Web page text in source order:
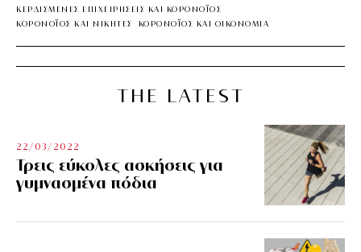
ΚΕΡΔΙΣΜΕΝΕΣ ΕΠΙΧΕΙΡΗΣΕΙΣ ΚΑΙ ΚΟΡΟΝΟΪΟΣ
ΚΟΡΟΝΟΪΟΣ ΚΑΙ ΝΙΚΗΤΕΣ
ΚΟΡΟΝΟΪΟΣ ΚΑΙ ΟΙΚΟΝΟΜΙΑ
THE LATEST
22/03/2022
Τρεις εύκολες ασκήσεις για
γυμνασμένα πόδια